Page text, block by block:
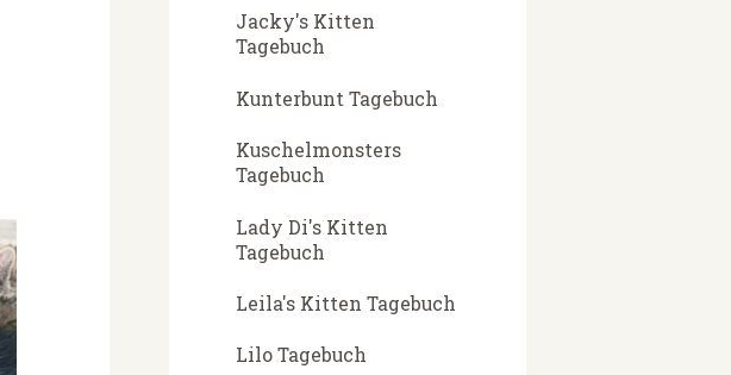
Jacky's Kitten
Tagebuch
Kunterbunt Tagebuch
Kuschelmonsters
Tagebuch
Lady Di's Kitten
Tagebuch
Leila's Kitten Tagebuch
Lilo Tagebuch